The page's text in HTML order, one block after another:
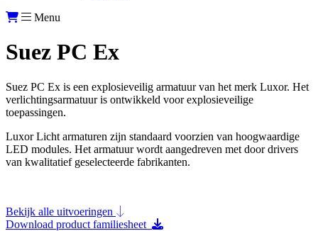
Menu
Suez PC Ex
Suez PC Ex is een explosieveilig armatuur van het merk Luxor. Het
verlichtingsarmatuur is ontwikkeld voor explosieveilige
toepassingen.
Luxor Licht armaturen zijn standaard voorzien van hoogwaardige
LED modules. Het armatuur wordt aangedreven met door drivers
van kwalitatief geselecteerde fabrikanten.
Bekijk alle uitvoeringen
Download product familiesheet